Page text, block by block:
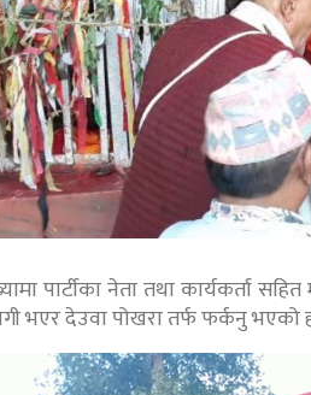
पार्टीका नेता तथा कार्यकर्ता
भएर देउवा पोखरा तर्फ फर्कनु भएको